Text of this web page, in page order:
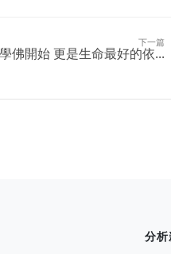
下一篇
佛開始 更是生命最好的依...
分